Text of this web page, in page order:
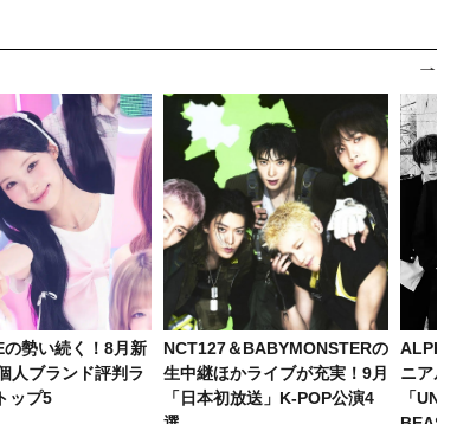
の勢い続く！8月新
人ブランド評判ラ
ップ5
NCT127＆BABYMONSTERの
生中継ほかライブが充実！9月
「日本初放送」K-POP公演4
ニアル
「